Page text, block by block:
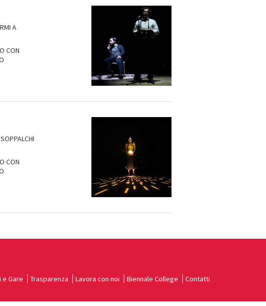
A
CON
CON
e Gare Trasparenza Lavora con noi Biennale College Contatti